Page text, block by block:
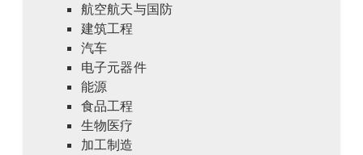
航空航天与国防
建筑工程
汽车
电子元器件
能源
食品工程
生物医疗
加工制造